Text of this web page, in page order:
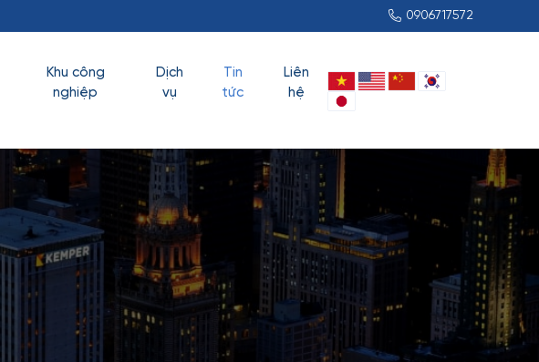
0906717572
Khu công
nghiệp
Dịch
vụ
Tin
tức
Liên
hệ